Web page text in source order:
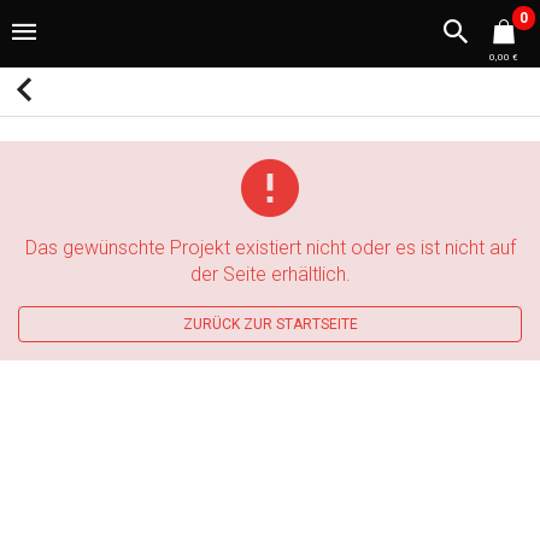
0
0,00 €
Das gewünschte Projekt existiert nicht oder es ist nicht auf
der Seite erhältlich.
ZURÜCK ZUR STARTSEITE